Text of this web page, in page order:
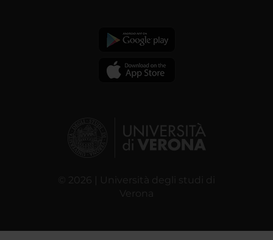
© 2026 | Università degli studi di
Verona